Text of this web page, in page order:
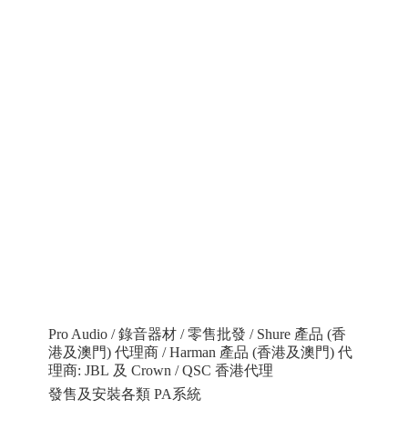
Pro Audio / 錄音器材 / 零售批發 / Shure 產品 (香
港及澳門) 代理商 / Harman 產品 (香港及澳門) 代
理商: JBL 及 Crown / QSC 香港代理
發售及安裝各類 PA系統